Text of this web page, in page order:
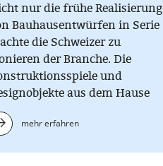
nur die frühe Realisierung
Bauhausentwürfen in Serie
die Schweizer zu
der Branche. Die
und
aus dem Hause
gehören zur Extraklasse!
präzise gearbeitet
mehr erfahren